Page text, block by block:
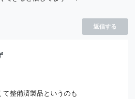
返信する
整備済製品というのも